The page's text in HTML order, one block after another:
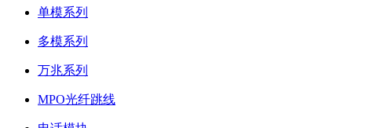
单模系列
多模系列
万兆系列
MPO光纤跳线